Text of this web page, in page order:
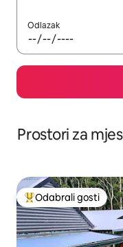
Odlazak
Prostori za
Među najviše
Odabrali gosti